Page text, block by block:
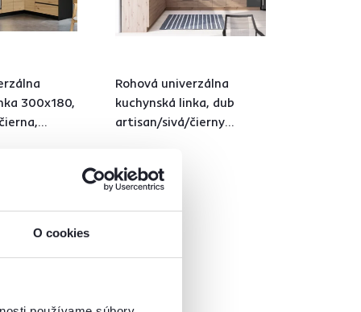
O cookies
300x180,
Rohová univerzálna
kuchynská linka, dub
artisan/sivá/čierny
1 765 €